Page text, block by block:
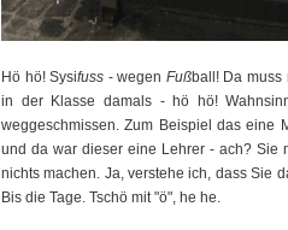
Hö hö! Sysifuss - wegen Fußball! Da muss
in der Klasse damals - hö hö!
weggeschmissen. Zum Beispiel das
und da war dieser eine Lehrer - ach? Sie
nichts machen. Ja, verstehe ich, dass Sie
Bis die Tage. Tschö mit "ö", he he.